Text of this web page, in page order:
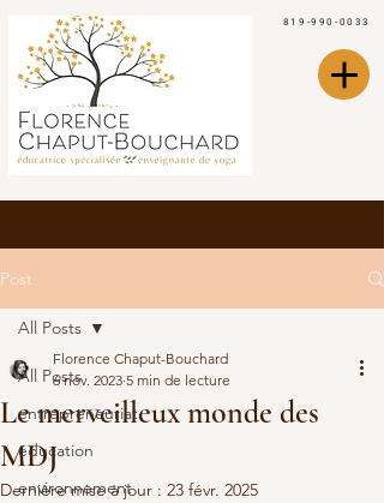
819-990-0033
Post
All Posts
entrepreneuriat
éducation
environnement
All Posts
Le merveilleux monde des
MDJ
Florence Chaput-Bouchard
6 nov. 2023 5 min de lecture
Dernière mise à jour : 23 févr. 2025